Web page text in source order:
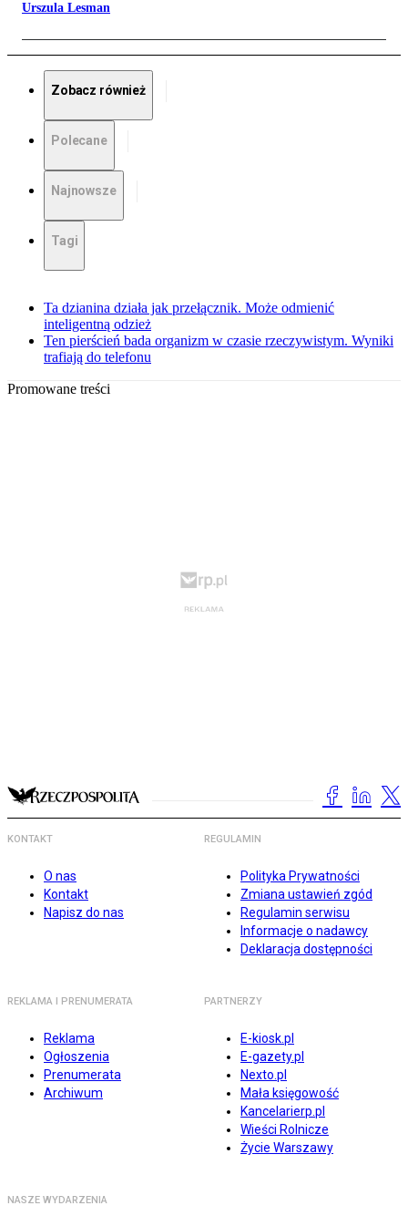
Urszula Lesman
Zobacz również
Polecane
Najnowsze
Tagi
Ta dzianina działa jak przełącznik. Może odmienić
inteligentną odzież
Ten pierścień bada organizm w czasie rzeczywistym. Wyniki
trafiają do telefonu
Promowane treści
KONTAKT
O nas
Kontakt
Napisz do nas
REGULAMIN
Polityka Prywatności
Zmiana ustawień zgód
Regulamin serwisu
Informacje o nadawcy
Deklaracja dostępności
REKLAMA I PRENUMERATA
Reklama
Ogłoszenia
Prenumerata
Archiwum
PARTNERZY
E-kiosk.pl
E-gazety.pl
Nexto.pl
Mała księgowość
Kancelarierp.pl
Wieści Rolnicze
Życie Warszawy
NASZE WYDARZENIA